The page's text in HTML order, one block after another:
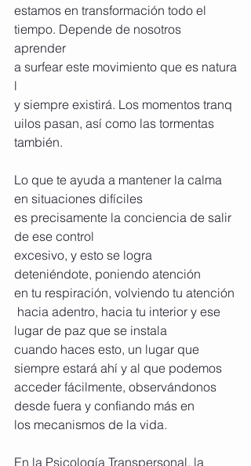
estamos en transformación todo el
tiempo. Depende de nosotros
aprender
a surfear este movimiento que es natura
l
y siempre existirá. Los momentos tranq
uilos pasan, así como las tormentas
también.
Lo que te ayuda a mantener la calma
en situaciones difíciles
es precisamente la conciencia de salir
de ese control
excesivo, y esto se logra
deteniéndote, poniendo atención
en tu respiración, volviendo tu atención
hacia adentro, hacia tu interior y ese
lugar de paz que se instala
cuando haces esto, un lugar que
siempre estará ahí y al que podemos
acceder fácilmente, observándonos
desde fuera y confiando más en
los mecanismos de la vida.
En la Psicología Transpersonal, la